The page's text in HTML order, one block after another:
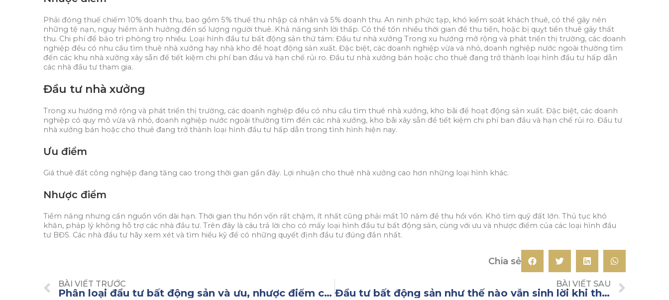
Phải đóng thuế chiếm 10% doanh thu, bao gồm 5% thuế thu nhập cá nhân và 5% doanh thu. An ninh phức tạp, khó kiểm soát khách thuê, có thể gây nên
những tệ nạn, nguy hiểm ảnh hưởng đến số lượng người thuê. Khả năng sinh lời thấp. Có thể tốn nhiều thời gian để thu tiền, hoặc bị quỵt tiền thuê gây thất
thu. Chi phí để bảo trì phòng trọ nhiều. Loại hình đầu tư bất động sản thứ tám: Đầu tư nhà xưởng Trong xu hướng mở rộng và phát triển thị trường, các doanh
nghiệp đều có nhu cầu tìm thuê nhà xưởng hay nhà kho để hoạt động sản xuất. Đặc biệt, các doanh nghiệp vừa và nhỏ, doanh nghiệp nước ngoài thường tìm
đến các khu nhà xưởng xây sẵn để tiết kiệm chi phí ban đầu và hạn chế rủi ro. Đầu tư nhà xưởng bán hoặc cho thuê đang trở thành loại hình đầu tư hấp dẫn
các nhà đầu tư tham gia.
Đầu tư nhà xưởng
Trong xu hướng mở rộng và phát triển thị trường, các doanh nghiệp đều có nhu cầu tìm thuê nhà xưởng, kho bãi để hoạt động sản xuất. Đặc biệt, các doanh
nghiệp có quy mô vừa và nhỏ, doanh nghiệp nước ngoài thường tìm đến các nhà xưởng, kho bãi xây sẵn để tiết kiệm chi phí ban đầu và hạn chế rủi ro. Đầu tư
nhà xưởng bán hoặc cho thuê đang trở thành loại hình đầu tư hấp dẫn trong tình hình hiện nay.
Ưu điểm
Giá thuê đất công nghiệp đang tăng cao trong thời gian gần đây. Lợi nhuận cho thuê nhà xưởng cao hơn những loại hình khác.
Nhược điểm
Tiềm năng nhưng cần nguồn vốn dài hạn. Thời gian thu hồn vốn rất chậm, ít nhất cũng phải mất 10 năm để thu hồi vốn. Khó tìm quỹ đất lớn. Thủ tục khó
khăn, pháp lý không hỗ trợ các nhà đầu tư. Trên đây là câu trả lời cho có mấy loại hình đầu tư bất động sản, cùng với ưu và nhược điểm của các loại hình đầu
tư BĐS. Các nhà đầu tư hãy xem xét và tìm hiểu kỹ để có những quyết định đầu tư đúng đắn nhất.
Chia sẻ
BÀI VIẾT TRƯỚC
Phân loại đầu tư bất động sản và ưu, nhược điểm của các loại hình đầu tư này (#1)
BÀI VIẾT SAU
Đầu tư bất động sản như thế nào vẫn sinh lời khi thị trường biến động